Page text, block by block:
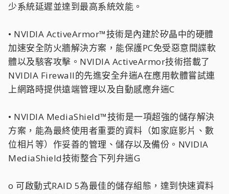
少系統延遲並達到最高系統效能。
• NVIDIA ActiveArmor™技術是內建於矽晶中的硬體
加速安全防火牆解決方案，能保護PC免受惡意間諜軟
體以及駭客攻擊。NVIDIA ActiveArmor技術搭載了
NVIDIA Firewall的先進安全弁遄A在應用軟體嘗試連
上網路時提供遠端管理以及自動感應弁遄C
• NVIDIA MediaShield™技術是一項超強的儲存解決
方案，能為最終使用者重要的資料（如家庭影片、數
位相片等）作妥善的管理、儲存以及備份。NVIDIA
MediaShield技術整合下列弁遄G
o 可啟動式RAID 5為最佳的儲存組態，達到快速資料